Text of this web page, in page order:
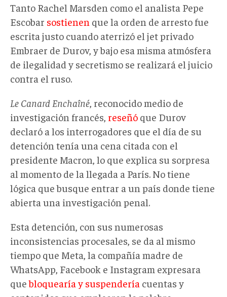
Tanto Rachel Marsden como el analista Pepe
Escobar sostienen que la orden de arresto fue
escrita justo cuando aterrizó el jet privado
Embraer de Durov, y bajo esa misma atmósfera
de ilegalidad y secretismo se realizará el juicio
contra el ruso.
Le Canard Enchaîné , reconocido medio de
investigación francés, reseñó que Durov
declaró a los interrogadores que el día de su
detención tenía una cena citada con el
presidente Macron, lo que explica su sorpresa
al momento de la llegada a París. No tiene
lógica que busque entrar a un país donde tiene
abierta una investigación penal.
Esta detención, con sus numerosas
inconsistencias procesales, se da al mismo
tiempo que Meta, la compañía madre de
WhatsApp, Facebook e Instagram expresara
quebloquearía y suspendería cuentas y